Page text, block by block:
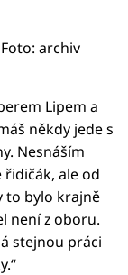
archiv
Lipem a
někdy jede s
Nesnáším
řidičák, ale od
to bylo krajně
není z oboru.
stejnou práci